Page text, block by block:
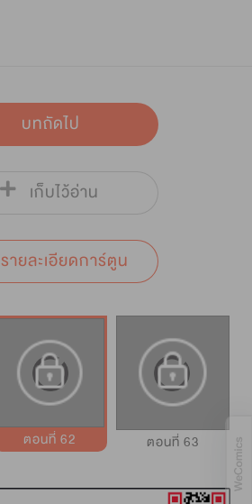
บทถัดไป
เก็บไว้อ่าน
รายละเอียดการ์ตูน
ตอนที่ 62 ตอนที่ 63